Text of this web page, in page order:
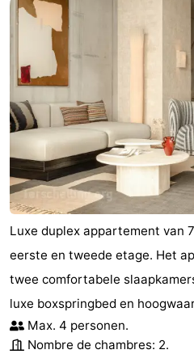
Musées
-
Monuments
Églises
Points
de
vue
Attractions
-
Croisières
-
Fermes
-
Terrains
de
jeux
-
Parcours
de
Centres
de
Nature
Luxe duplex appartement van
eerste en tweede etage. Het
twee comfortabele
luxe boxspringbed en
Max. 4 personen.
Nombre de chambres: 2.